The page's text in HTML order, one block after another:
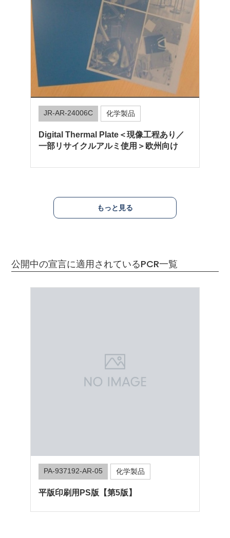
JR-AR-24006C 化学製品
Digital Thermal Plate＜現像工程あり／
一部リサイクルアルミ使用＞欧州向け
化学製品
Digital Thermal Plate＜現像工程あり／
化学製品
Digital Thermal Plate＜現像工程あり／
化学製品
Digital Thermal Plate ＜無処理／中国製
化学製品
Digital Thermal Plate ＜無処理／中国製
化学製品
Digital Photopolymer Plate＜現像工程あ
化学製品
Digital Photopolymer Plate＜現像工程あ
もっと見る
公開中の宣言に適用されているPCR一覧
PA-937192-AR-05 化学製品
平版印刷用PS版【第5版】